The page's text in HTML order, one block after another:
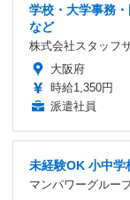
学校・大学事務
など
株式会社スタッフ
大阪府
時給1,350円
派遣社員
未経験OK 小中学
マンパワーグルー